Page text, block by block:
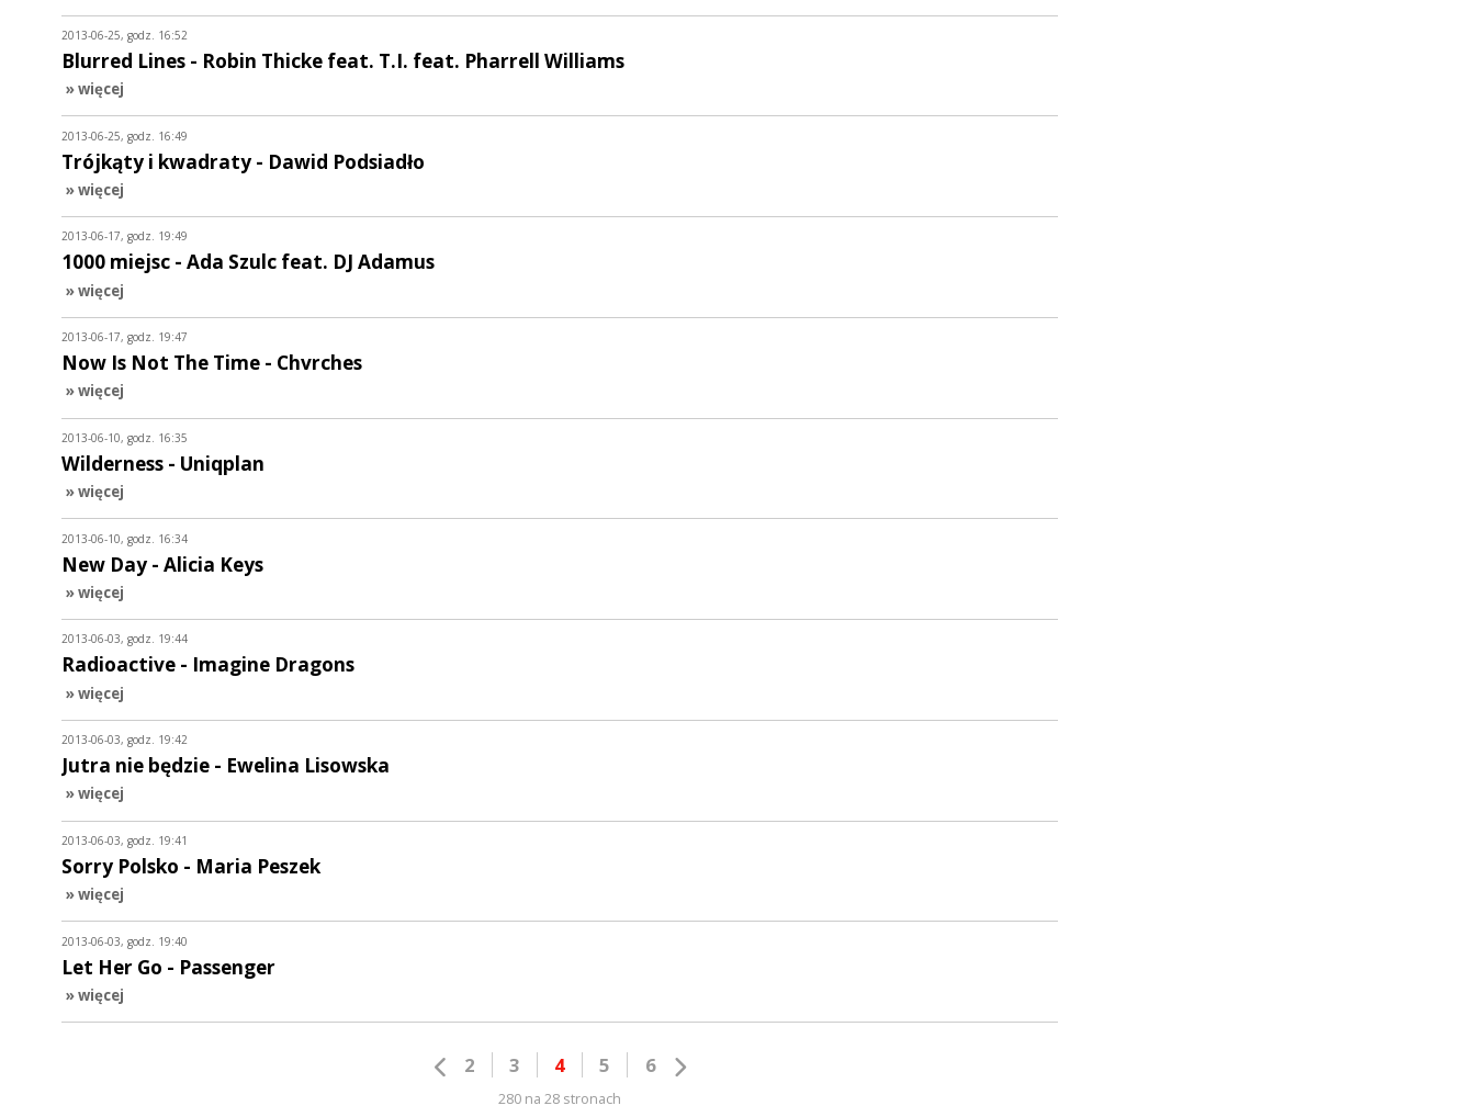
2013-06-25, godz. 16:52
Blurred Lines - Robin Thicke feat. T.I. feat. Pharrell Williams
» więcej
2013-06-25, godz. 16:49
Trójkąty i kwadraty - Dawid Podsiadło
» więcej
2013-06-17, godz. 19:49
1000 miejsc - Ada Szulc feat. DJ Adamus
» więcej
2013-06-17, godz. 19:47
Now Is Not The Time - Chvrches
» więcej
2013-06-10, godz. 16:35
Wilderness - Uniqplan
» więcej
2013-06-10, godz. 16:34
New Day - Alicia Keys
» więcej
2013-06-03, godz. 19:44
Radioactive - Imagine Dragons
» więcej
2013-06-03, godz. 19:42
Jutra nie będzie - Ewelina Lisowska
» więcej
2013-06-03, godz. 19:41
Sorry Polsko - Maria Peszek
» więcej
2013-06-03, godz. 19:40
Let Her Go - Passenger
» więcej
2 3 4 5 6
280 na 28 stronach